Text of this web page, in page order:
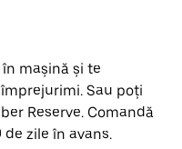
mașină și te
Sau poți
Reserve. Comandă
zile în avans.